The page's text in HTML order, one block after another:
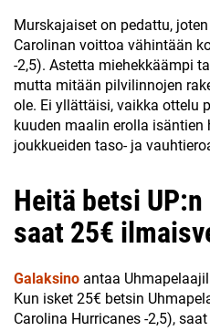
Murskajaiset on pedattu,
Carolinan voittoa vähintään
-2,5). Astetta miehekkäämpi
mutta mitään pilvilinnojen
ole. Ei yllättäisi, vaikka ottelu
kuuden maalin erolla
joukkueiden taso- ja
Heitä betsi
saat 25€
Galaksino antaa
Kun isket 25€ betsin
Carolina Hurricanes -2,5),